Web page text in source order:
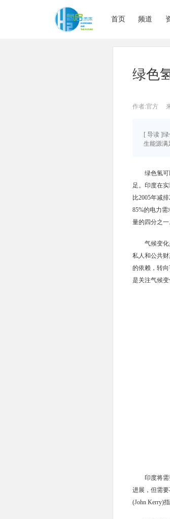
首页 频道
绿色
作者:官方
[ 导读 ]
生能源满
绿色氢
足。印度在
比2005年减
85%的电力
量的四分之一
气候变
私人和公共
的依赖，转
是关注气候变
印度将
进展，但需
(John Kerry)